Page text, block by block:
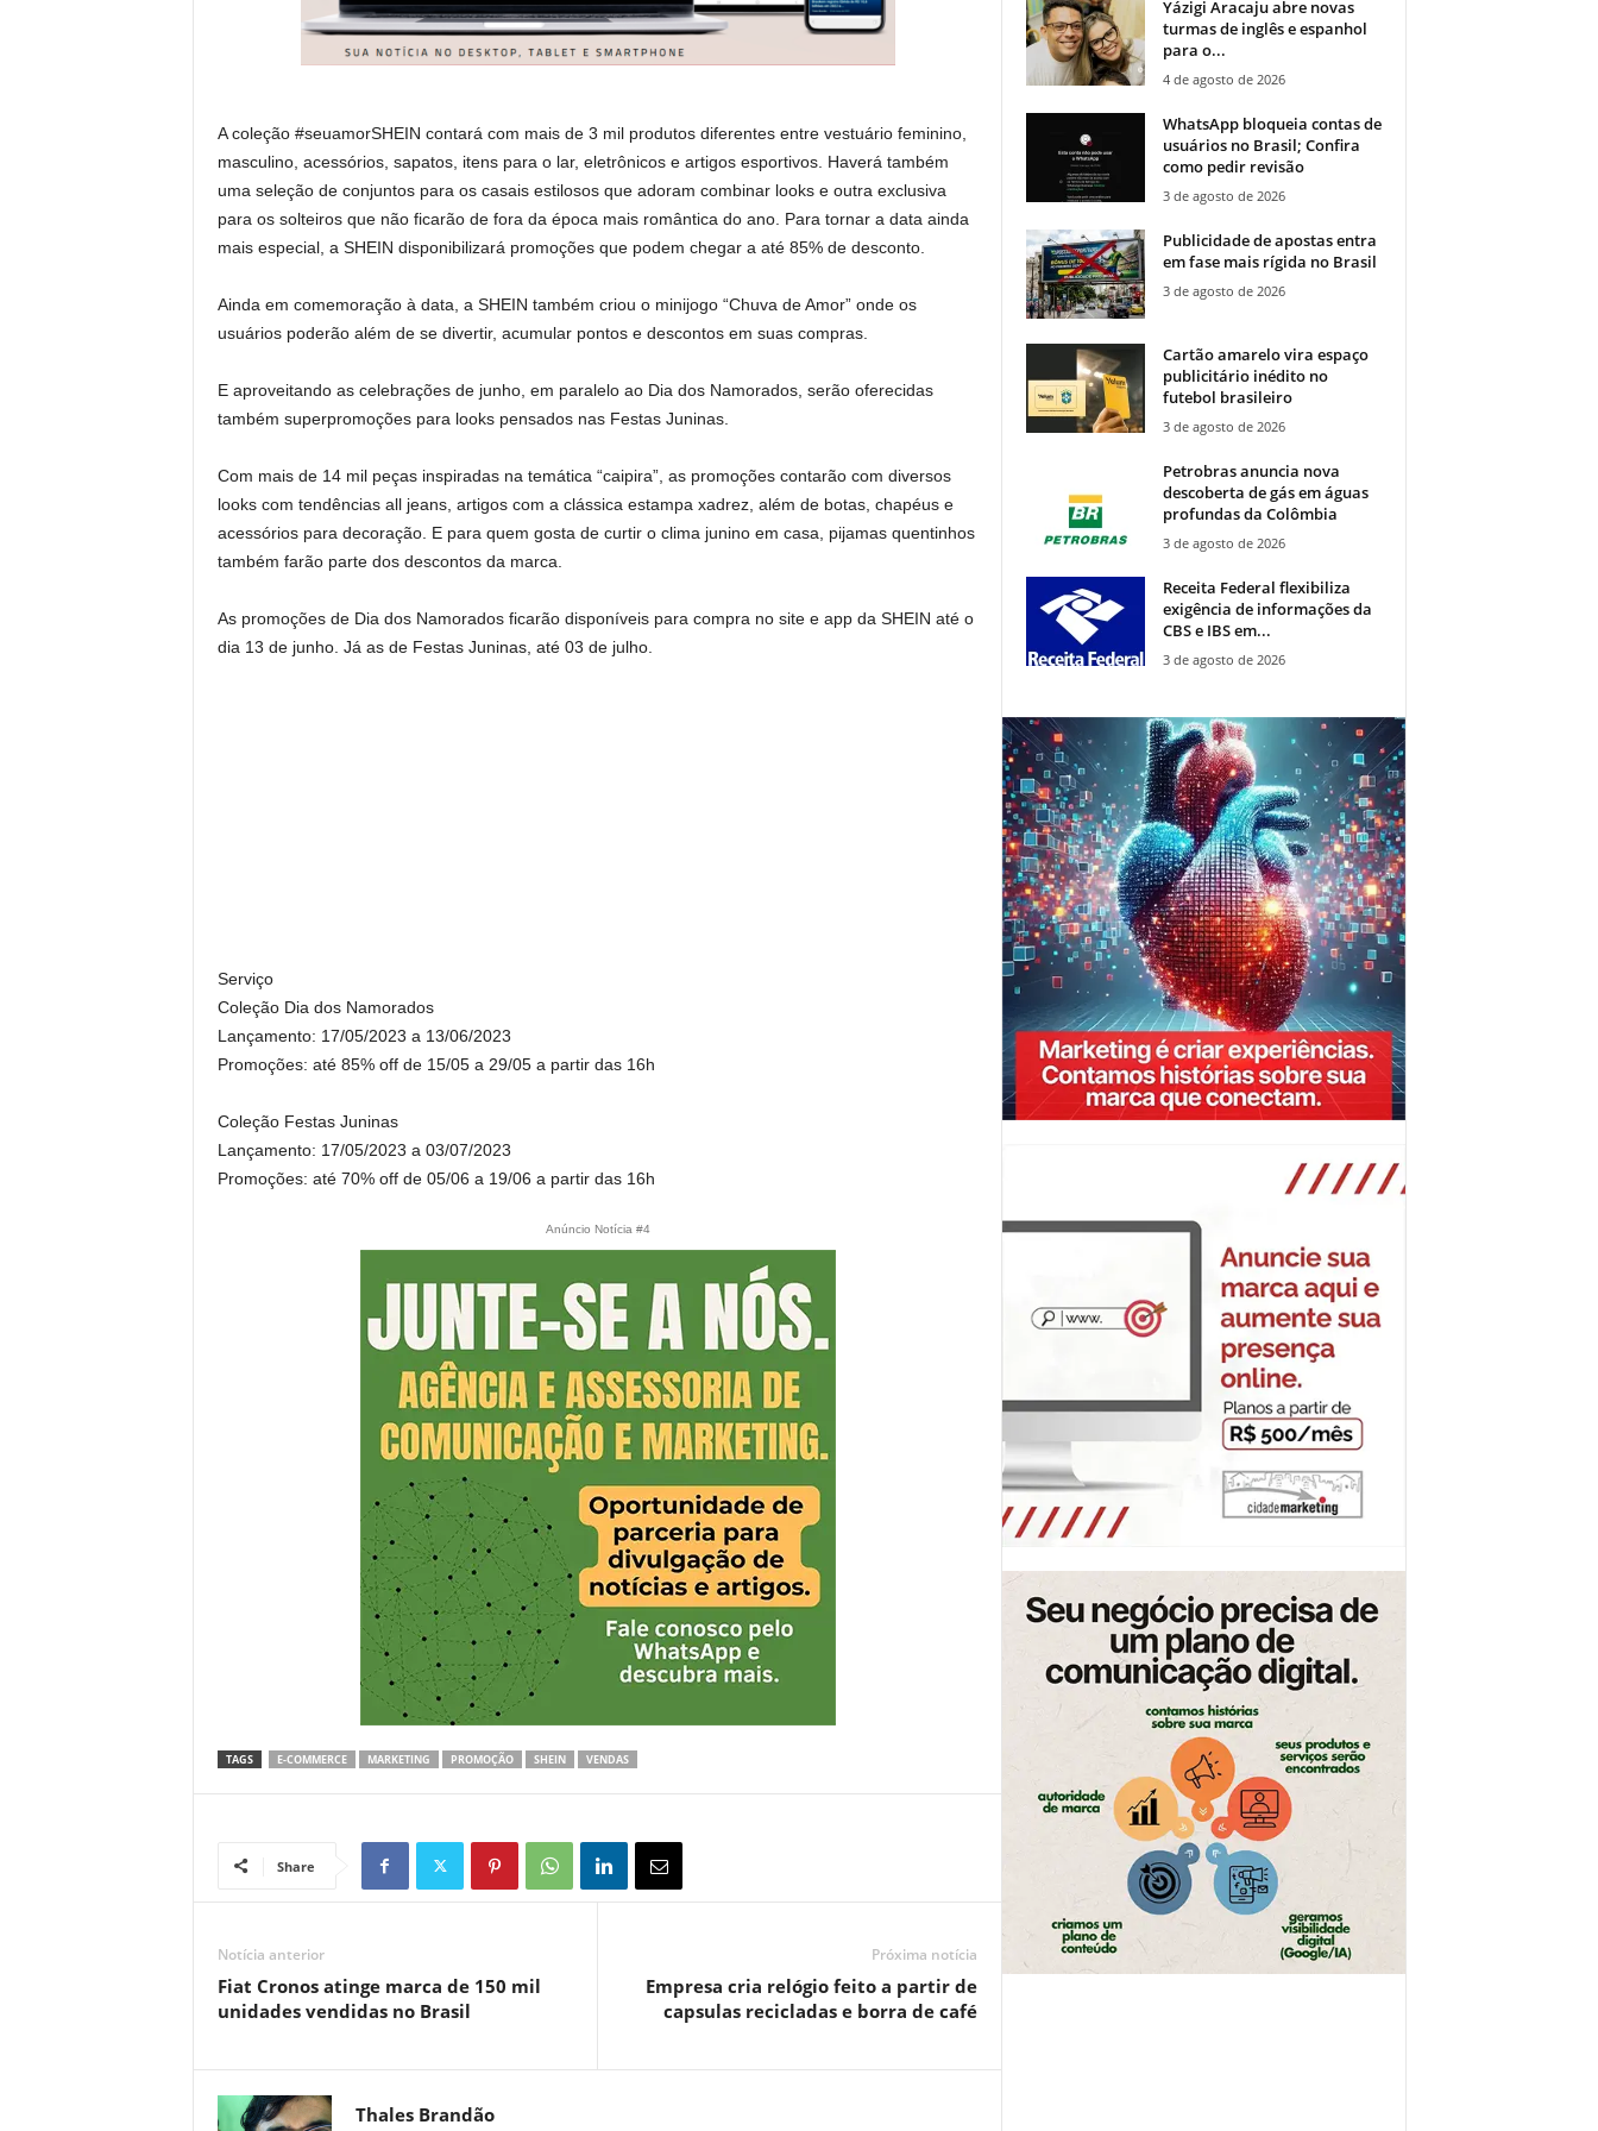
A coleção #seuamorSHEIN contará com mais de 3 mil produtos diferentes entre vestuário feminino,
masculino, acessórios, sapatos, itens para o lar, eletrônicos e artigos esportivos. Haverá também
uma seleção de conjuntos para os casais estilosos que adoram combinar looks e outra exclusiva
para os solteiros que não ficarão de fora da época mais romântica do ano. Para tornar a data ainda
mais especial, a SHEIN disponibilizará promoções que podem chegar a até 85% de desconto.
Ainda em comemoração à data, a SHEIN também criou o minijogo “Chuva de Amor” onde os
usuários poderão além de se divertir, acumular pontos e descontos em suas compras.
E aproveitando as celebrações de junho, em paralelo ao Dia dos Namorados, serão oferecidas
também superpromoções para looks pensados nas Festas Juninas.
Com mais de 14 mil peças inspiradas na temática “caipira”, as promoções contarão com diversos
looks com tendências all jeans, artigos com a clássica estampa xadrez, além de botas, chapéus e
acessórios para decoração. E para quem gosta de curtir o clima junino em casa, pijamas quentinhos
também farão parte dos descontos da marca.
As promoções de Dia dos Namorados ficarão disponíveis para compra no site e app da SHEIN até o
dia 13 de junho. Já as de Festas Juninas, até 03 de julho.
Serviço
Coleção Dia dos Namorados
Lançamento: 17/05/2023 a 13/06/2023
Promoções: até 85% off de 15/05 a 29/05 a partir das 16h
Coleção Festas Juninas
Lançamento: 17/05/2023 a 03/07/2023
Promoções: até 70% off de 05/06 a 19/06 a partir das 16h
Anúncio Notícia #4
TAGS E-COMMERCE MARKETING PROMOÇÃO SHEIN VENDAS
Share
Notícia anterior
Fiat Cronos atinge marca de 150 mil
unidades vendidas no Brasil
Próxima notícia
Empresa cria relógio feito a partir de
capsulas recicladas e borra de café
Thales Brandão
Yázigi Aracaju abre novas
turmas de inglês e espanhol
para o...
4 de agosto de 2026
WhatsApp bloqueia contas de
usuários no Brasil; Confira
como pedir revisão
3 de agosto de 2026
Publicidade de apostas entra
em fase mais rígida no Brasil
3 de agosto de 2026
Cartão amarelo vira espaço
publicitário inédito no
futebol brasileiro
3 de agosto de 2026
Petrobras anuncia nova
descoberta de gás em águas
profundas da Colômbia
3 de agosto de 2026
Receita Federal flexibiliza
exigência de informações da
CBS e IBS em...
3 de agosto de 2026